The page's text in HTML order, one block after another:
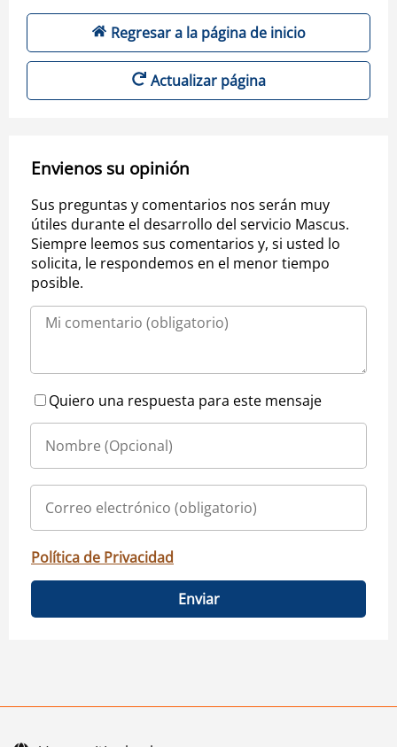
Regresar a la página de inicio
Actualizar página
Envienos su opinión
Sus preguntas y comentarios nos serán muy
útiles durante el desarrollo del servicio Mascus.
Siempre leemos sus comentarios y, si usted lo
solicita, le respondemos en el menor tiempo
posible.
Quiero una respuesta para este mensaje
Política de Privacidad
Enviar